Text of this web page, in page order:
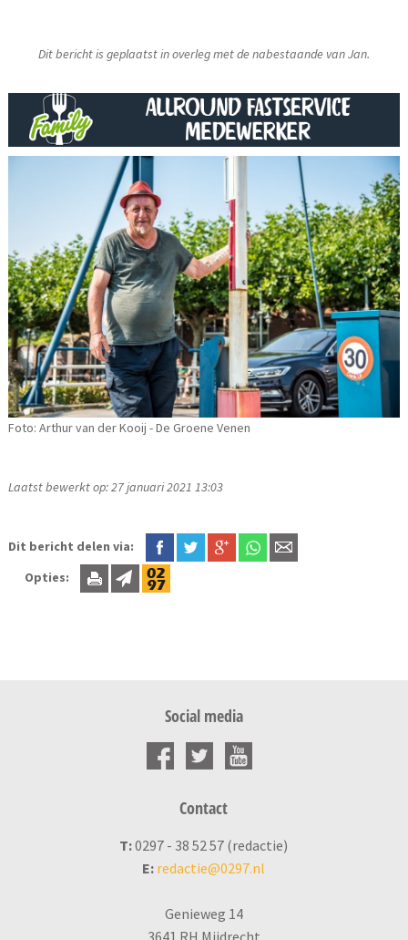
Dit bericht is geplaatst in overleg met de nabestaande van Jan.
Foto: Arthur van der Kooij - De Groene Venen
Laatst bewerkt op: 27 januari 2021 13:03
Dit bericht delen via:
Opties:
Social media
Contact
T:0297 - 38 52 57 (redactie)
E: redactie@0297.nl
Genieweg 14